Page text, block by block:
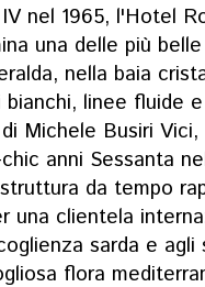
nel 1965, l'Hotel
una delle più
nella baia
linee fluide
Michele Busiri
anni Sessanta
da tempo
una clientela
sarda e agli
flora